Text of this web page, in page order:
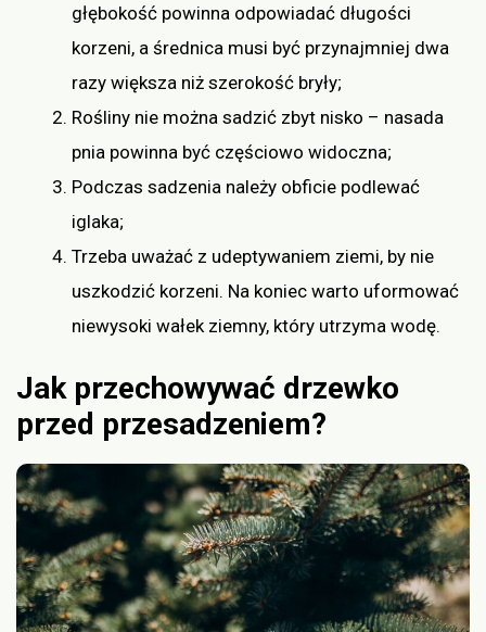
głębokość powinna odpowiadać długości
korzeni, a średnica musi być przynajmniej dwa
razy większa niż szerokość bryły;
Rośliny nie można sadzić zbyt nisko – nasada
pnia powinna być częściowo widoczna;
Podczas sadzenia należy obficie podlewać
iglaka;
Trzeba uważać z udeptywaniem ziemi, by nie
uszkodzić korzeni. Na koniec warto uformować
niewysoki wałek ziemny, który utrzyma wodę.
Jak przechowywać drzewko
przed przesadzeniem?